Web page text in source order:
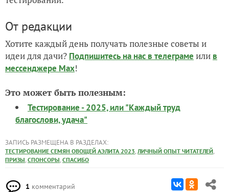
От редакции
Хотите каждый день получать полезные советы и
идеи для дачи? Подпишитесь на нас в телеграме или в
мессенджере Max!
Это может быть полезным:
Тестирование - 2025, или "Каждый труд
благослови, удача"
ЗАПИСЬ РАЗМЕЩЕНА В РАЗДЕЛАХ:
ТЕСТИРОВАНИЕ СЕМЯН ОВОЩЕЙ АЭЛИТА 2023, ЛИЧНЫЙ ОПЫТ ЧИТАТЕЛЕЙ,
ПРИЗЫ, СПОНСОРЫ, СПАСИБО
1 комментарий